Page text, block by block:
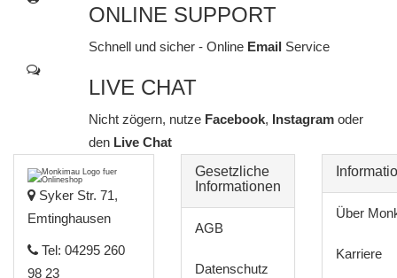
ONLINE SUPPORT
Schnell und sicher - Online Email Service
LIVE CHAT
Nicht zögern, nutze Facebook, Instagram oder
denLive Chat
Syker Str. 71,
Emtinghausen
Tel: 04295 260
98 23
Gesetzliche
Informationen
AGB
Datenschutz
Über
Karriere